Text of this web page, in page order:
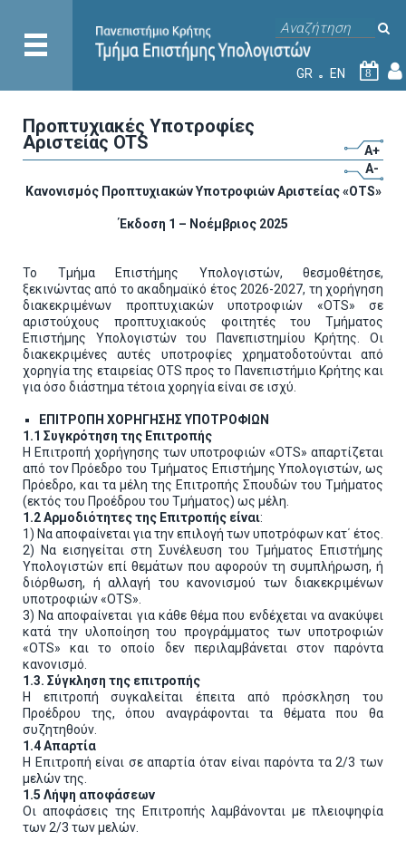
GR EN 8
Προπτυχιακές Υποτροφίες
Αριστείας OTS
A+
A-
Κανονισμός Προπτυχιακών Υποτροφιών Αριστείας «OTS»
Έκδοση 1 – Νοέμβριος 2025
Το Τμήμα Επιστήμης Υπολογιστών, θεσμοθέτησε,
ξεκινώντας από το ακαδημαϊκό έτος 2026-2027, τη χορήγηση
διακεκριμένων προπτυχιακών υποτροφιών «OTS» σε
αριστούχους προπτυχιακούς φοιτητές του Τμήματος
Επιστήμης Υπολογιστών του Πανεπιστημίου Κρήτης. Οι
διακεκριμένες αυτές υποτροφίες χρηματοδοτούνται από
χορηγία της εταιρείας OTS προς το Πανεπιστήμιο Κρήτης και
για όσο διάστημα τέτοια χορηγία είναι σε ισχύ.
ΕΠΙΤΡΟΠΗ ΧΟΡΗΓΗΣΗΣ ΥΠΟΤΡΟΦΙΩΝ
1.1 Συγκρότηση της Επιτροπής
Η Επιτροπή χορήγησης των υποτροφιών «OTS» απαρτίζεται
από τον Πρόεδρο του Τμήματος Επιστήμης Υπολογιστών, ως
Πρόεδρο, και τα μέλη της Επιτροπής Σπουδών του Τμήματος
(εκτός του Προέδρου του Τμήματος) ως μέλη.
1.2 Αρμοδιότητες της Επιτροπής είναι:
1) Να αποφαίνεται για την επιλογή των υποτρόφων κατ΄ έτος.
2) Να εισηγείται στη Συνέλευση του Τμήματος Επιστήμης
Υπολογιστών επί θεμάτων που αφορούν τη συμπλήρωση, ή
διόρθωση, ή αλλαγή του κανονισμού των διακεκριμένων
υποτροφιών «OTS».
3) Να αποφαίνεται για κάθε θέμα που ενδέχεται να ανακύψει
κατά την υλοποίηση του προγράμματος των υποτροφιών
«OTS» και το οποίο δεν περιλαμβάνεται στον παρόντα
κανονισμό.
1.3. Σύγκληση της επιτροπής
Η επιτροπή συγκαλείται έπειτα από πρόσκληση του
Προέδρου της, όπου αναγράφονται τα θέματα που θα
συζητηθούν.
1.4 Απαρτία
Η Επιτροπή είναι σε απαρτία όταν είναι παρόντα τα 2/3 των
μελών της.
1.5 Λήψη αποφάσεων
Οι αποφάσεις της Επιτροπής λαμβάνονται με πλειοψηφία
των 2/3 των μελών.